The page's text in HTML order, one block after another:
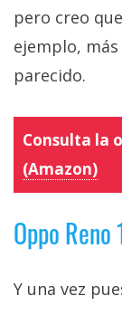
pero creo
ejemplo,
parecido.
Consulta la
(Amazon)
Oppo
Y una vez